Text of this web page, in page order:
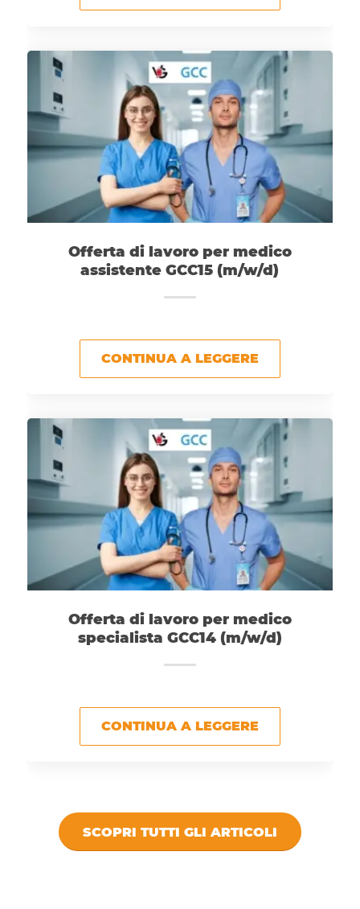
Offerta di lavoro per medico
assistente GCC15 (m/w/d)
CONTINUA A LEGGERE
Offerta di lavoro per medico
specialista GCC14 (m/w/d)
CONTINUA A LEGGERE
SCOPRI TUTTI GLI ARTICOLI